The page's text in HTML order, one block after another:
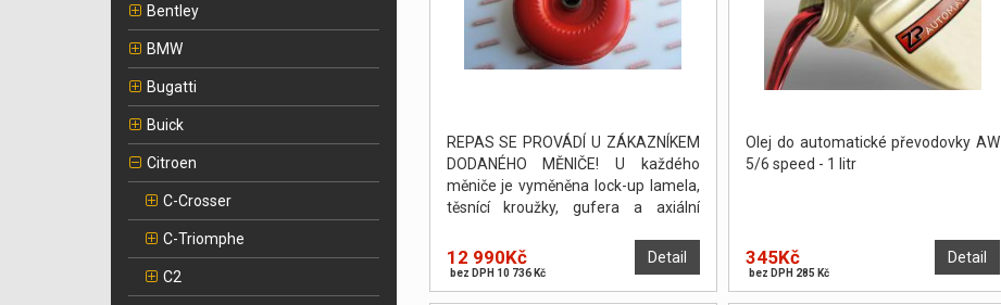
Bentley
BMW
Bugatti
Buick
Citroen
C-Crosser
C-Triomphe
C2
REPAS SE PROVÁDÍ U ZÁKAZNÍKEM
DODANÉHO MĚNIČE! U každého
měniče je vyměněna lock-up lamela,
těsnící kroužky, gufera a axiální
vyvážen. PO DOHODĚ JE MOŽNO
PROVÉST OPRAVU NA POČKÁNÍ.
Detail
12 990Kč
bez DPH 10 736 Kč
Olej do automatické převodovky AW
5/6 speed - 1 litr
Detail
345Kč
bez DPH 285 Kč